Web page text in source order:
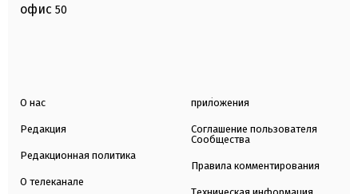
офис 50
О нас
Редакция
Редакционная политика
О телеканале
приложения
Соглашение пользователя
Сообщества
Правила комментирования
Техническая информация